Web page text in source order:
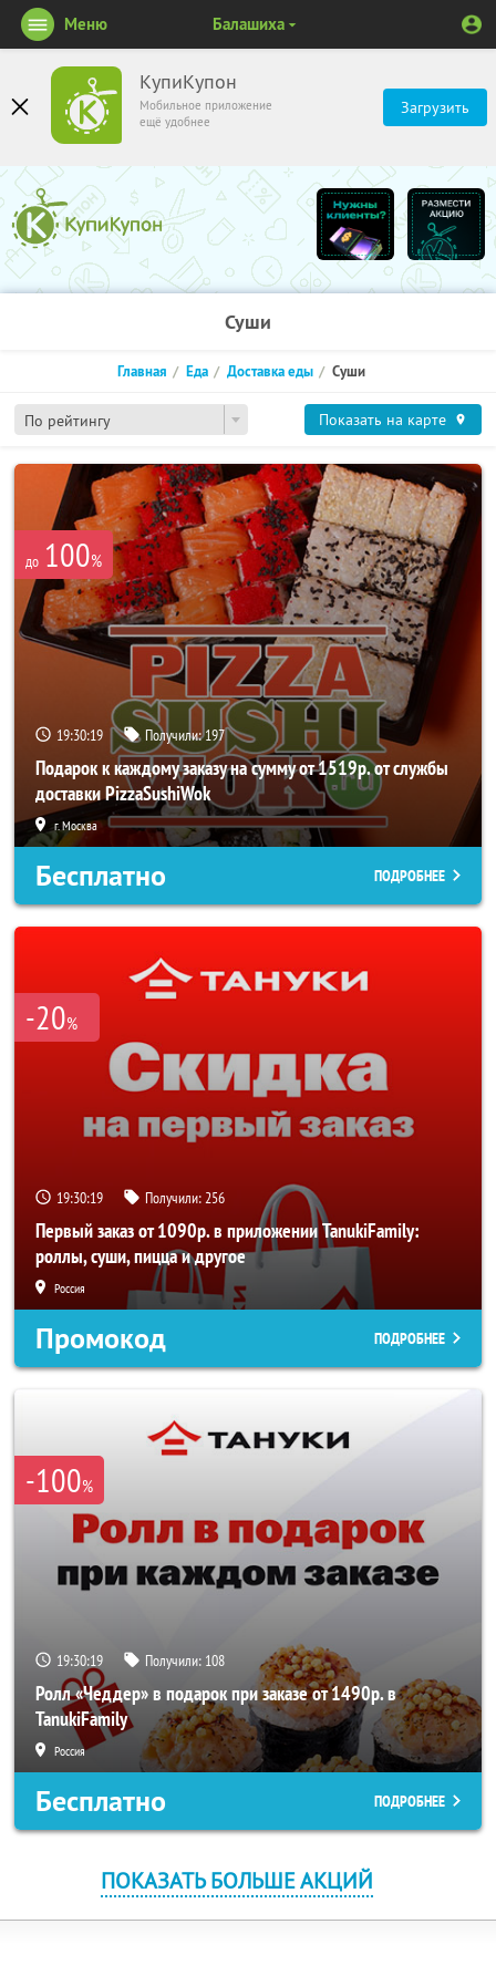
КупиКупон
Мобильное приложение
ещё удобнее
Загрузить
Меню Балашиха
Суши
По рейтингу
Главная Еда Доставка еды Суши
Показать на карте
до 100%
19:30:19 Получили:197
Подарок к каждому заказу на сумму от 1519р. от службы
доставки PizzaSushiWok
г. Москва
Бесплатно ПОДРОБНЕЕ
-20%
19:30:19 Получили:256
Первый заказ от 1090р. в приложении TanukiFamily:
роллы, суши, пицца и другое
Россия
Промокод ПОДРОБНЕЕ
-100%
19:30:19 Получили: 108
Ролл «Чеддер» в подарок при заказе от 1490р. в
TanukiFamily
Россия
Бесплатно ПОДРОБНЕЕ
ПОКАЗАТЬ БОЛЬШЕ АКЦИЙ